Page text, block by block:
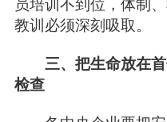
员培训不到位，体制
教训必须深刻吸取。
三、把生命放在首
检查